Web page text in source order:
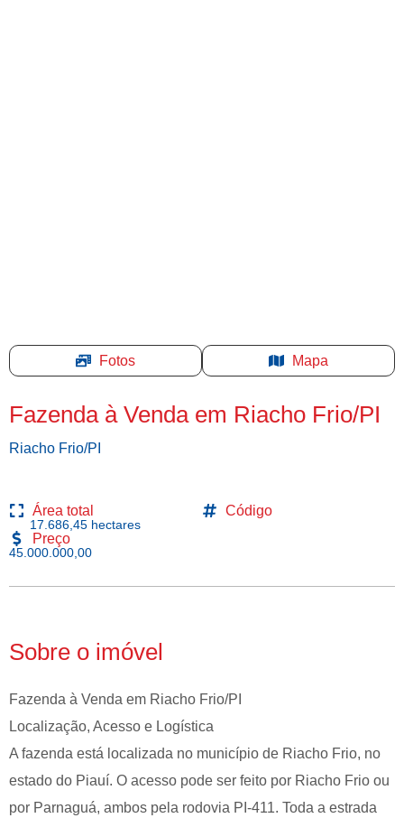
Fotos Mapa
Fazenda à Venda em Riacho Frio/PI
Riacho Frio/PI
Área total
17.686,45 hectares
Código
Preço
45.000.000,00
Sobre o imóvel
Fazenda à Venda em Riacho Frio/PI
Localização, Acesso e Logística
A fazenda está localizada no município de Riacho Frio, no
estado do Piauí. O acesso pode ser feito por Riacho Frio ou
por Parnaguá, ambos pela rodovia PI-411. Toda a estrada